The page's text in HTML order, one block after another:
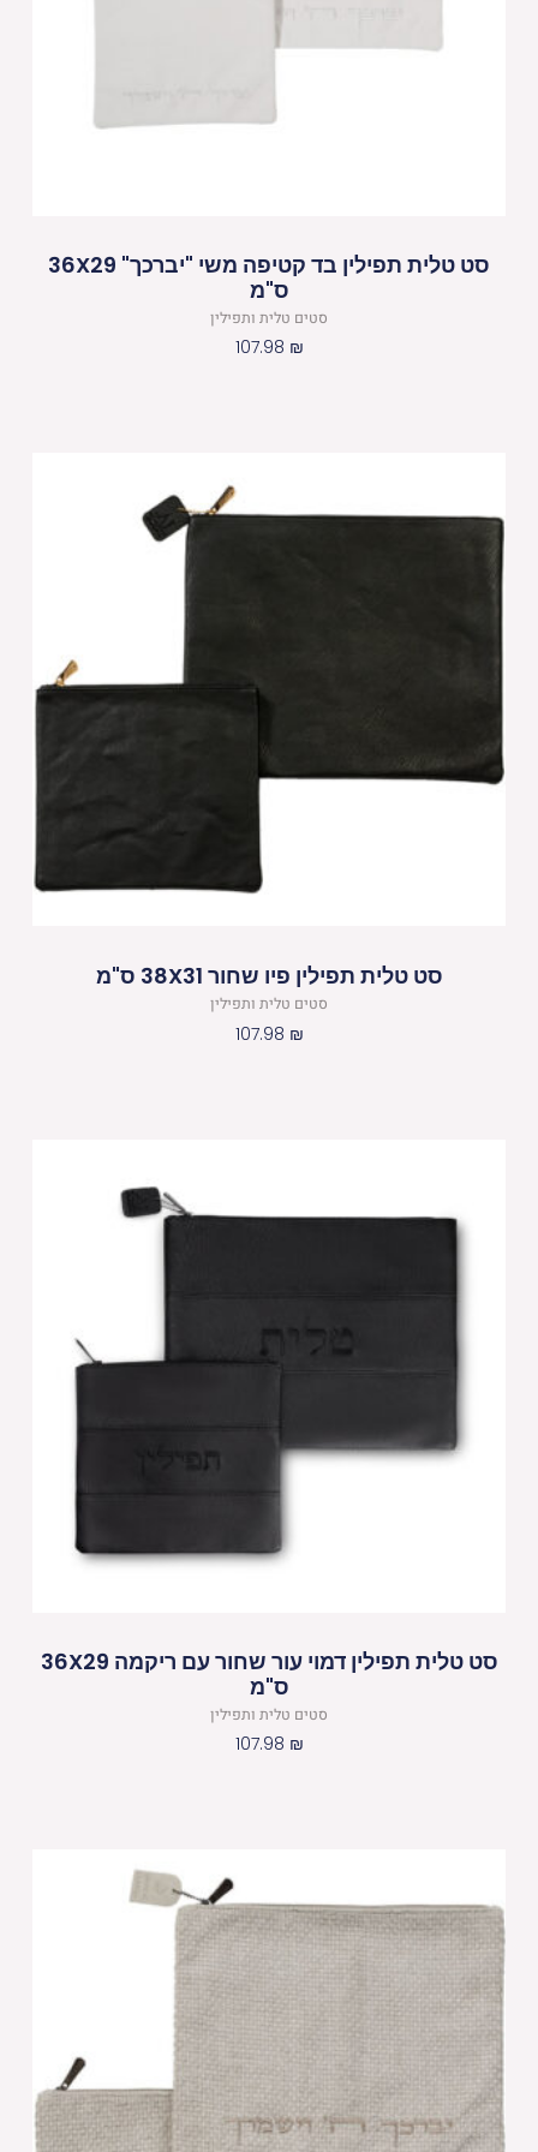
סט טלית תפילין בד קטיפה משי "יברכך" 36X29
ס"מ
סטים טלית ותפילין
107.98 ₪
סט טלית תפילין פיו שחור 38X31 ס"מ
סטים טלית ותפילין
107.98 ₪
סט טלית תפילין דמוי עור שחור עם ריקמה 36X29
ס"מ
סטים טלית ותפילין
107.98 ₪